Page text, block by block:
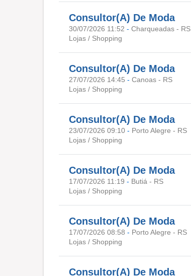
Consultor(A) De Moda
30/07/2026 11:52 - Charqueadas - RS
Lojas / Shopping
Consultor(A) De Moda
27/07/2026 14:45 - Canoas - RS
Lojas / Shopping
Consultor(A) De Moda
23/07/2026 09:10 - Porto Alegre - RS
Lojas / Shopping
Consultor(A) De Moda
17/07/2026 11:19 - Butiá - RS
Lojas / Shopping
Consultor(A) De Moda
17/07/2026 08:58 - Porto Alegre - RS
Lojas / Shopping
Consultor(A) De Moda